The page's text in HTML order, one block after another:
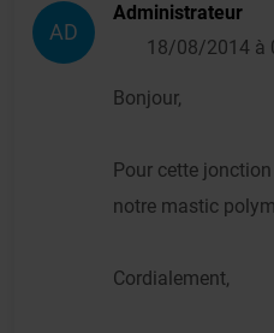
AD
Administrateur
18/08/2014 à
Bonjour,
Pour cette
notre mastic
Cordialement,